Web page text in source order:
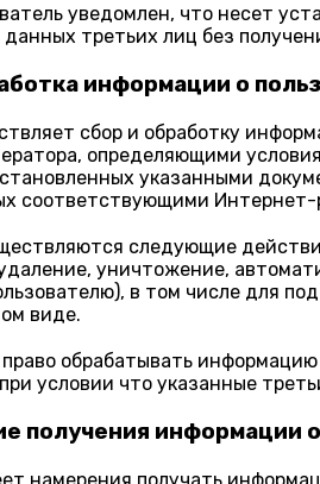
уведомлен, что несет
третьих лиц без
информации о
сбор и обработку
определяющими
указанными
соответствующими
следующие
уничтожение,
в том числе для
виде.
обрабатывать
условии что указанные
получения информации